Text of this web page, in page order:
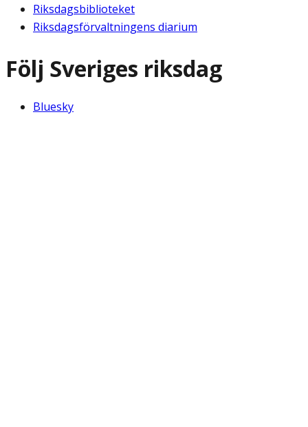
Riksdagsbiblioteket
Riksdagsförvaltningens diarium
Följ Sveriges riksdag
Bluesky